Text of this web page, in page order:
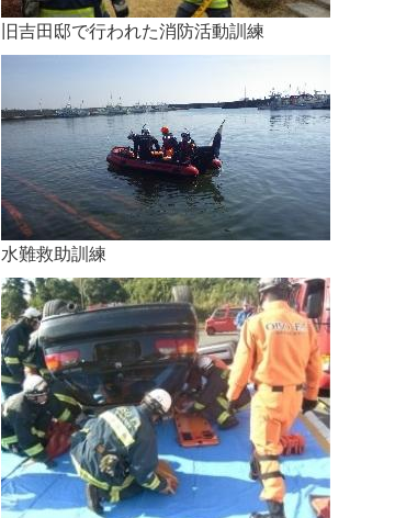
旧吉田邸で行われた消防活動訓練
水難救助訓練